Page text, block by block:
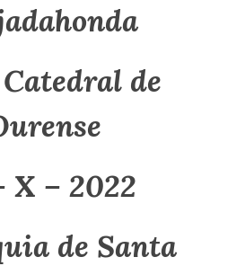
de
X – 2022
de Santa